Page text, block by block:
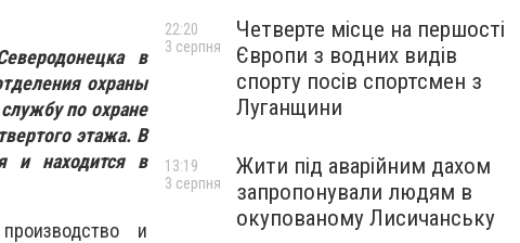
в
охраны
по охране
этажа. В
и находится в
и
Четверте місце на першості
Європи з водних видів
спорту посів спортсмен з
Луганщини
22:20
3 серпня
Жити під аварійним дахом
запропонували людям в
окупованому Лисичанську
13:19
3 серпня